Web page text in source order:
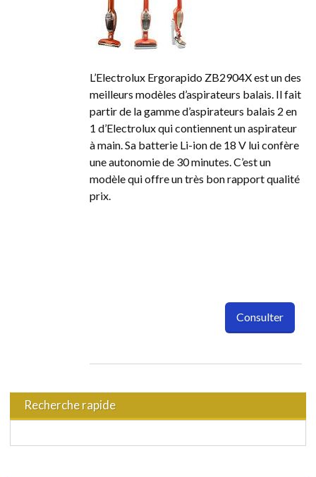
L’Electrolux Ergorapido ZB2904X est un des
meilleurs modèles d’aspirateurs balais. Il fait
partir de la gamme d’aspirateurs balais 2 en
1 d’Electrolux qui contiennent un aspirateur
à main. Sa batterie Li-ion de 18 V lui confère
une autonomie de 30 minutes. C’est un
modèle qui offre un très bon rapport qualité
prix.
Consulter
Recherche rapide